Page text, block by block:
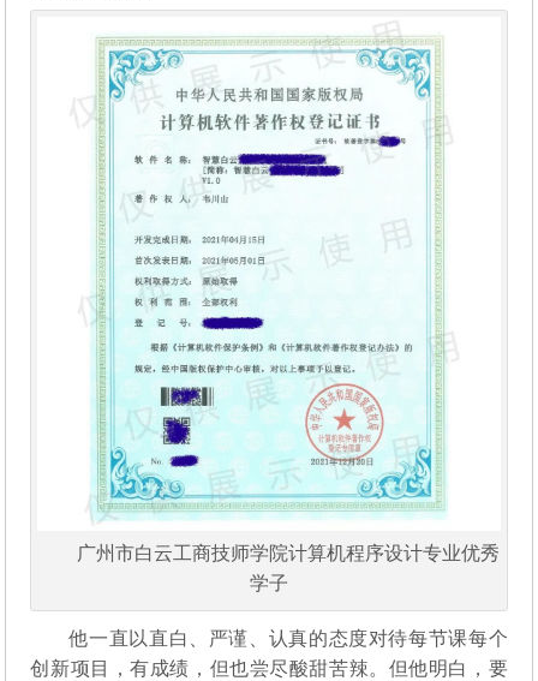
广州市白云工商技师学院计算机程序设计专业优秀
学子
他一直以直白、严谨、认真的态度对待每节课每个
创新项目，有成绩，但也尝尽酸甜苦辣。但他明白，要